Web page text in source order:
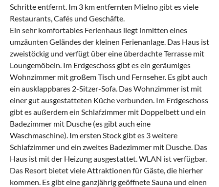
Schritte entfernt. Im 3 km entfernten Mielno gibt es viele
Restaurants, Cafés und Geschäfte.
Ein sehr komfortables Ferienhaus liegt inmitten eines
umzäunten Geländes der kleinen Ferienanlage. Das Haus ist
zweistöckig und verfügt über eine überdachte Terrasse mit
Loungemöbeln. Im Erdgeschoss gibt es ein geräumiges
Wohnzimmer mit großem Tisch und Fernseher. Es gibt auch
ein ausklappbares 2-Sitzer-Sofa. Das Wohnzimmer ist mit
einer gut ausgestatteten Küche verbunden. Im Erdgeschoss
gibt es außerdem ein Schlafzimmer mit Doppelbett und ein
Badezimmer mit Dusche (es gibt auch eine
Waschmaschine). Im ersten Stock gibt es 3 weitere
Schlafzimmer und ein zweites Badezimmer mit Dusche. Das
Haus ist mit der Heizung ausgestattet. WLAN ist verfügbar.
Das Resort bietet viele Attraktionen für Gäste, die hierher
kommen. Es gibt eine ganzjährig geöffnete Sauna und einen